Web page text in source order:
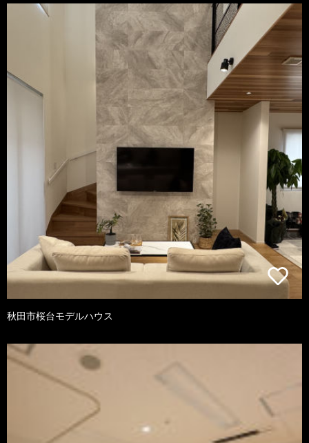
秋田市桜台モデルハウス